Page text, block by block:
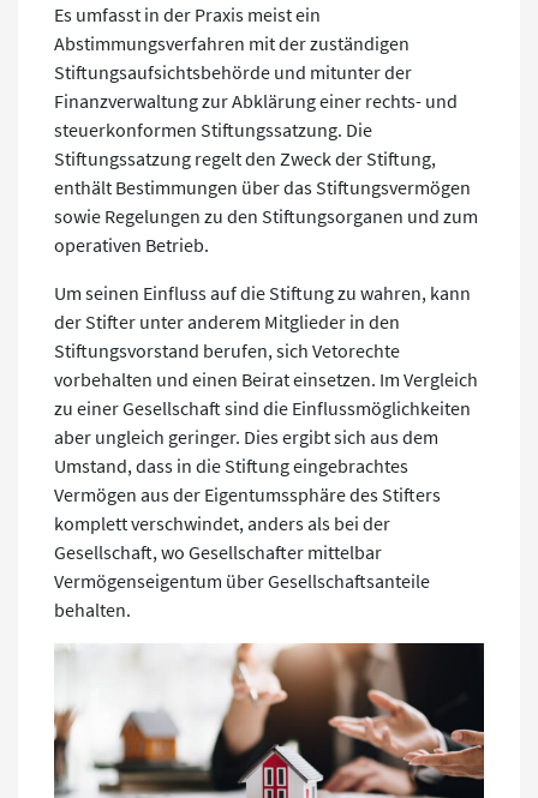
Es umfasst in der Praxis meist ein
Abstimmungsverfahren mit der zuständigen
Stiftungsaufsichtsbehörde und mitunter der
Finanzverwaltung zur Abklärung einer rechts- und
steuerkonformen Stiftungssatzung. Die
Stiftungssatzung regelt den Zweck der Stiftung,
enthält Bestimmungen über das Stiftungsvermögen
sowie Regelungen zu den Stiftungsorganen und zum
operativen Betrieb.
Um seinen Einfluss auf die Stiftung zu wahren, kann
der Stifter unter anderem Mitglieder in den
Stiftungsvorstand berufen, sich Vetorechte
vorbehalten und einen Beirat einsetzen. Im Vergleich
zu einer Gesellschaft sind die Einflussmöglichkeiten
aber ungleich geringer. Dies ergibt sich aus dem
Umstand, dass in die Stiftung eingebrachtes
Vermögen aus der Eigentumssphäre des Stifters
komplett verschwindet, anders als bei der
Gesellschaft, wo Gesellschafter mittelbar
Vermögenseigentum über Gesellschaftsanteile
behalten.